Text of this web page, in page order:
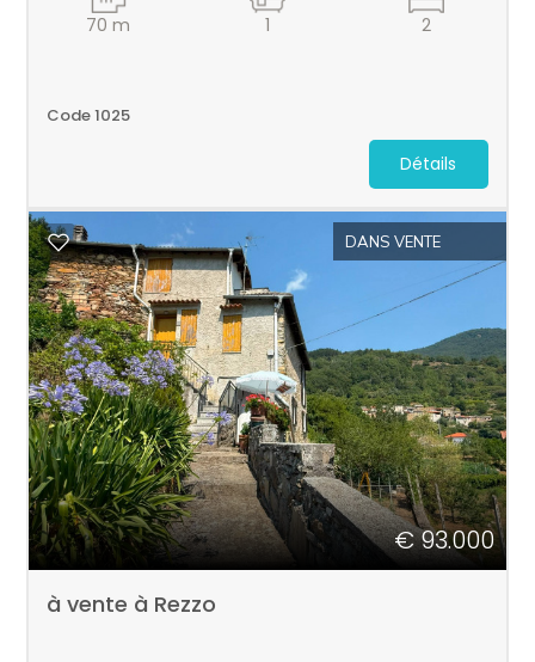
70 m 1 2
Code 1025
Détails
DANS VENTE
€ 93.000
à vente à Rezzo